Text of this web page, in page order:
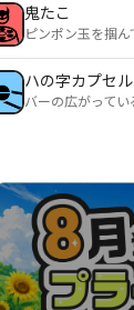
鬼たこ
ピンポン玉を掴
ハの字カプセル
バーの広がって